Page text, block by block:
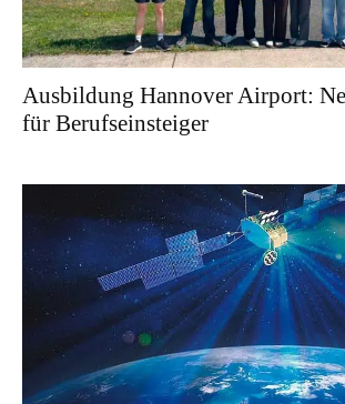
Ausbildung Hannover Airport:
für Berufseinsteiger